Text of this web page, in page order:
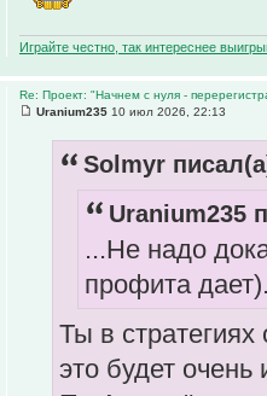
Играйте честно, так интереснее
Re: Проект: "Начнем с нуля -
Uranium235 10 июл 2026, 22:13
Solmyr
Uranium235
...Не надо
профита
Ты в
это будет очень